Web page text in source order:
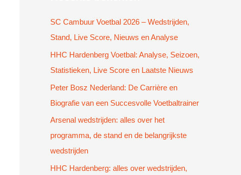
a
a
r
:
SC Cambuur Voetbal 2026 – Wedstrijden,
Stand, Live Score, Nieuws en Analyse
HHC Hardenberg Voetbal: Analyse, Seizoen,
Statistieken, Live Score en Laatste Nieuws
Peter Bosz Nederland: De Carrière en
Biografie van een Succesvolle Voetbaltrainer
Arsenal wedstrijden: alles over het
programma, de stand en de belangrijkste
wedstrijden
HHC Hardenberg: alles over wedstrijden,